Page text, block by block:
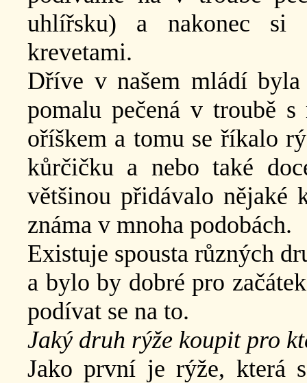
uhlířsku) a nakonec si
krevetami.
Dříve v našem mládí
pomalu pečená v troubě
oříškem a tomu se říkalo
kůrčičku a nebo také
většinou přidávalo nějaké
známa v mnoha podobách.
Existuje spousta různých
a bylo by dobré pro
podívat se na to.
Jaký druh rýže koupit pro
Jako první je rýže, která